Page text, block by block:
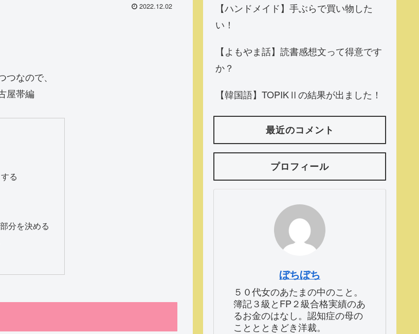
2022.12.02
なので、
屋帯編
る
分を決める
【ハンドメイド】手ぶらで買い物した
い！
【よもやま話】読書感想文って得意です
か？
【韓国語】TOPIKⅡの結果が出ました！
最近のコメント
プロフィール
ぼちぼち
５０代女のあたまの中のこと。
簿記３級とFP２級合格実績のあ
るお金のはなし。認知症の母の
こととときどき洋裁。